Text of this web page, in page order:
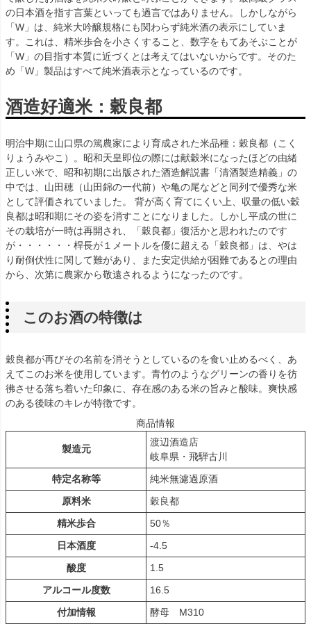
の日本酒を指す言葉といっても過言ではありません。しかしながら
「W」は、純米大吟醸規格にも関わらず純米酒の表示にしていま
す。これは、精米歩合を小さくすること、数字をもてあそぶことが
「W」の目指す本質に近づくとは考えてはいないからです。そのた
め「W」製品はすべて純米酒表示となっているのです。
酒造好適米：穀良都
明治中期に山口県の篤農家により育成された米品種：穀良都（こく
りょうみやこ）。昭和天皇即位の際には献穀米になったほどの由緒
正しい米で、昭和初期に出版された酒造解説書「清酒製造精義」の
中では、山田穂（山田錦の一代前）や亀の尾などと同列で優秀な米
として評価されていました。 背が高く育てにくい上、収量の低い穀
良都は昭和期にその姿を消すことになりました。しかし平成の世に
その栽培が一時は再開され、「穀良都」復活かと思われたのです
が・・・・・・桿長が１メートルを優に超える「穀良都」は、やは
り耐倒伏性に関して難があり、また安定供給が困難であるとの理由
から、次第に農家から敬遠されるようになったのです。
このお酒の特徴は
穀良都が再びその名前を消そうとしているのを食い止めるべく、あ
えてこのお米を使用しています。青竹のようなグリーンの香りを彷
彿させる落ち着いた印象に、存在感のある米の旨みと酸味。爽快感
のある後味のキレが特徴です。
商品情報
製造元
渡辺酒造店
岐阜県・飛騨古川
特定名称等
純米無濾過原酒
原料米
穀良都
精米歩合
50％
日本酒度
-4.5
酸度
1.5
アルコール度数
16.5
付加情報
酵母 M310